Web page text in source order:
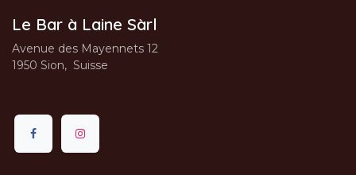
Le Bar à Laine Sàrl
Avenue des Mayennets 12
1950 Sion, Suisse